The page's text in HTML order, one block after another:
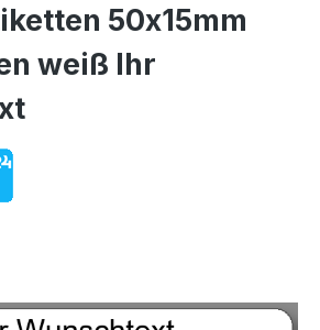
50x15mm
weiß Ihr